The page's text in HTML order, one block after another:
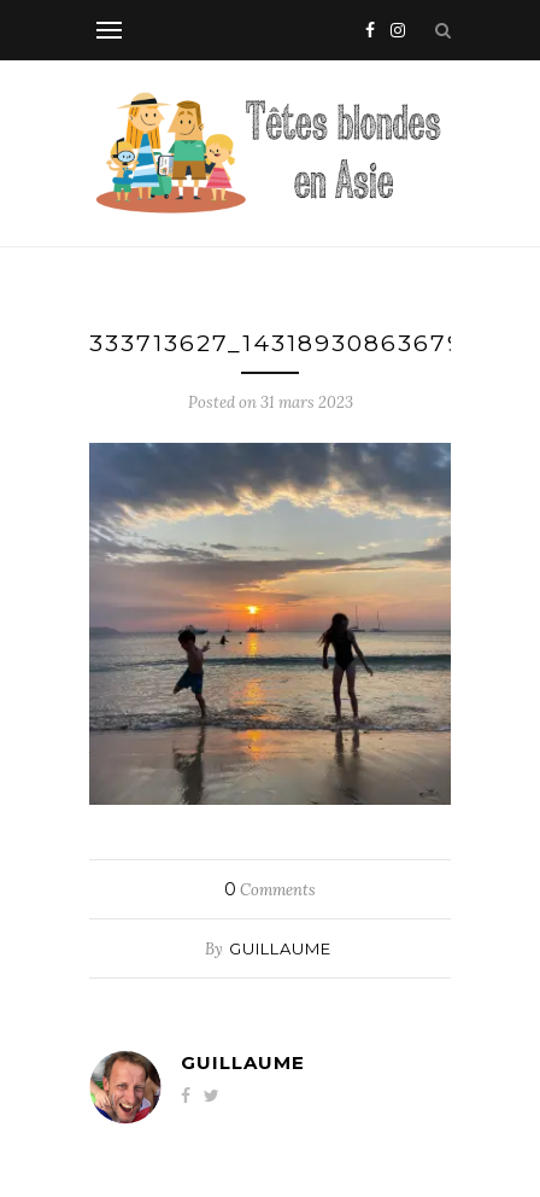
Posted on31 mars 2023
0 Comments
By GUILLAUME
GUILLAUME